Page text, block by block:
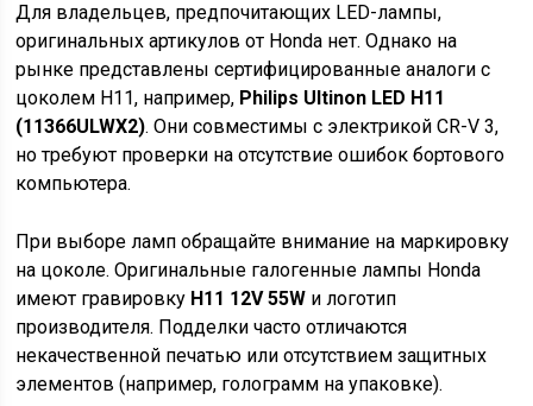
Для владельцев, предпочитающих LED-лампы,
оригинальных артикулов от Honda нет. Однако на
рынке представлены сертифицированные аналоги с
цоколем H11, например, Philips Ultinon LED H11
(11366ULWX2). Они совместимы с электрикой CR-V 3,
но требуют проверки на отсутствие ошибок бортового
компьютера.
При выборе ламп обращайте внимание на маркировку
на цоколе. Оригинальные галогенные лампы Honda
имеют гравировку H11 12V 55W и логотип
производителя. Подделки часто отличаются
некачественной печатью или отсутствием защитных
элементов (например, голограмм на упаковке).